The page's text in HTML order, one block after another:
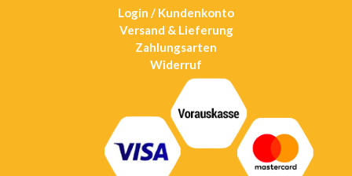
Login / Kundenkonto
Versand & Lieferung
Zahlungsarten
Widerruf